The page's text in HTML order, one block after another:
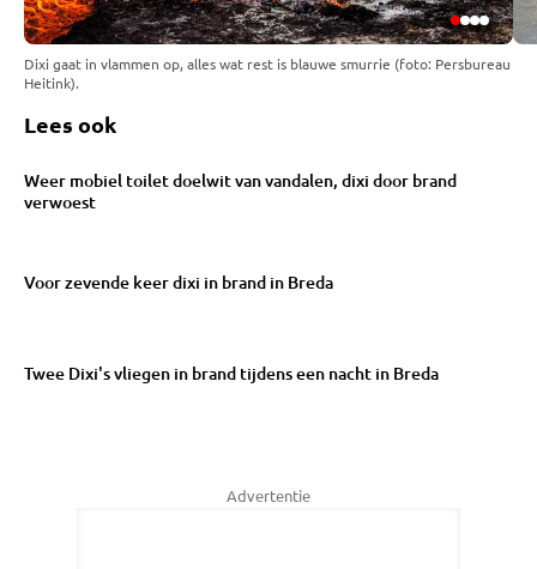
Dixi gaat in vlammen op, alles wat rest is blauwe smurrie (foto: Persbureau
Heitink).
Lees ook
Weer mobiel toilet doelwit van vandalen, dixi door brand
verwoest
Voor zevende keer dixi in brand in Breda
Twee Dixi's vliegen in brand tijdens een nacht in Breda
Advertentie